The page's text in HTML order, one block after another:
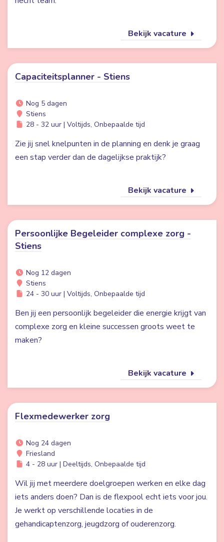
Bekijk vacature
Capaciteitsplanner - Stiens
Nog 5 dagen
Stiens
28 - 32 uur | Voltijds, Onbepaalde tijd
Zie jij snel knelpunten in de planning en denk je graag
een stap verder dan de dagelijkse praktijk?
Bekijk vacature
Persoonlijke Begeleider complexe zorg -
Stiens
Nog 12 dagen
Stiens
24 - 30 uur | Voltijds, Onbepaalde tijd
Ben jij een persoonlijk begeleider die energie krijgt van
complexe zorg en kleine successen groots weet te
maken?
Bekijk vacature
Flexmedewerker zorg
Nog 24 dagen
Friesland
4 - 28 uur | Deeltijds, Onbepaalde tijd
Wil jij met meerdere doelgroepen werken en elke dag
iets anders doen? Dan is de flexpool echt iets voor jou.
Je werkt op verschillende locaties in de
gehandicaptenzorg, jeugdzorg of ouderenzorg.